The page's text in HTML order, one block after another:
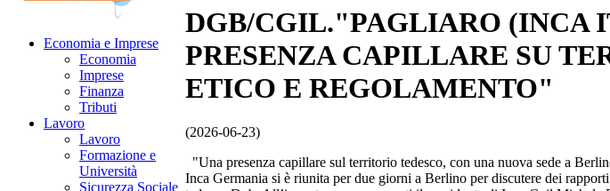
Economia e Imprese
Economia
Imprese
Finanza
Tributi
Lavoro
Lavoro
Formazione e
Università
Sicurezza Sociale
DGB/CGIL."PAGLIARO (INCA
PRESENZA CAPILLARE SU
ETICO E REGOLAMENTO"
(2026-06-23)
"Una presenza capillare sul territorio tedesco, con una nuova sede a
Inca Germania si è riunita per due giorni a Berlino per discutere dei